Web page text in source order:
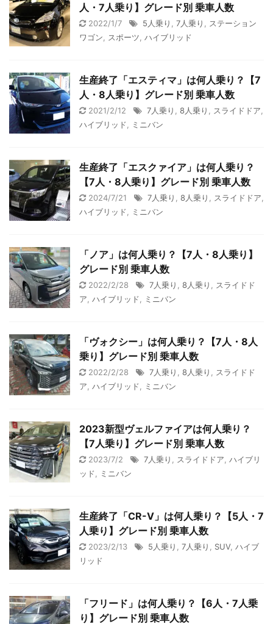
人・7人乗り】グレード別 乗車人数
2022/1/7 5人乗り 7人乗り
ステーション
ワゴン
スポーツ ハイブリッド
生産終了「エスティマ」は何人乗り？【7
人・8人乗り】グレード別 乗車人数
2021/2/12 7人乗り 8人乗り スライドドア
ハイブリッド
ミニバン
生産終了「エスクァイア」は何人乗り？
【7人・8人乗り】グレード別 乗車人数
2024/7/21 7人乗り 8人乗り スライドドア
ハイブリッド
ミニバン
「ノア」は何人乗り？【7人・8人乗り】
グレード別 乗車人数
2022/2/28 7人乗り 8人乗り
スライドド
ア ハイブリッド ミニバン
「ヴォクシー」は何人乗り？【7人・8人
乗り】グレード別 乗車人数
2022/2/28 7人乗り 8人乗り
スライドド
ア ハイブリッド ミニバン
2023新型ヴェルファイアは何人乗り？
【7人乗り】グレード別 乗車人数
2023/7/2 7人乗り スライドドア ハイブリ
ッド
ミニバン
生産終了「CR-V」は何人乗り？【5人・7
人乗り】グレード別 乗車人数
2023/2/13 5人乗り 7人乗り SUV, ハイブ
リッド
「フリード」は何人乗り？【6人・7人乗
り】グレード別 乗車人数